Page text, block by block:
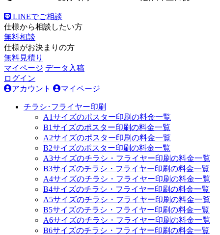
LINEでご相談
仕様から相談したい方
無料相談
仕様がお決まりの方
無料見積り
マイページ データ入稿
ログイン
アカウント
マイページ
チラシ･フライヤー印刷
A1サイズのポスター印刷の料金一覧
B1サイズのポスター印刷の料金一覧
A2サイズのポスター印刷の料金一覧
B2サイズのポスター印刷の料金一覧
A3サイズのチラシ・フライヤー印刷の料金一覧
B3サイズのチラシ・フライヤー印刷の料金一覧
A4サイズのチラシ・フライヤー印刷の料金一覧
B4サイズのチラシ・フライヤー印刷の料金一覧
A5サイズのチラシ・フライヤー印刷の料金一覧
B5サイズのチラシ・フライヤー印刷の料金一覧
A6サイズのチラシ・フライヤー印刷の料金一覧
B6サイズのチラシ・フライヤー印刷の料金一覧